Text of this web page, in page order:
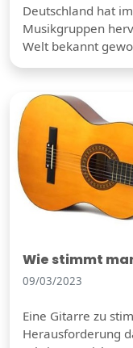
Deutschland hat
Musikgruppen
Welt bekannt
Wie stimmt
09/03/2023
Eine Gitarre zu
Herausforderung